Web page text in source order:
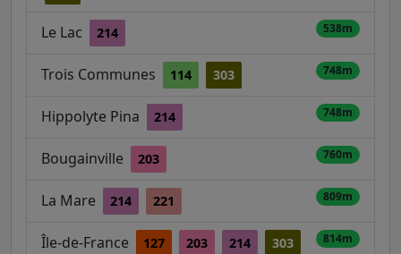
Le Lac 214 538m
Trois Communes 114 303 748m
Hippolyte Pina 214 748m
Bougainville 203 760m
La Mare 214 221 809m
Île-de-France 127 203 214 303 814m